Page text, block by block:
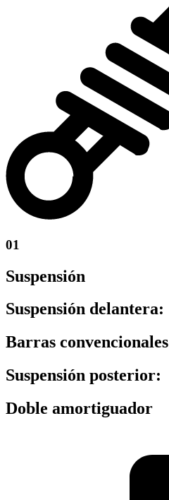
01
Suspensión
Suspensión delantera:
Barras convencionales
Suspensión posterior:
Doble amortiguador